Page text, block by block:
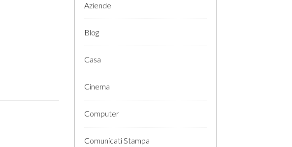
Aziende
Blog
Casa
Cinema
Computer
Comunicati Stampa